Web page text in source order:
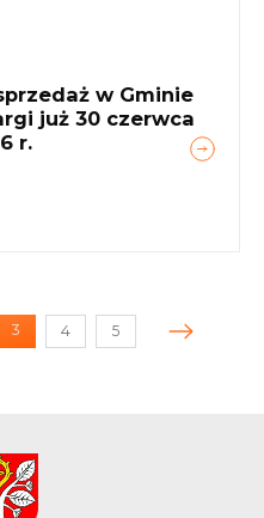
w Gminie
już 30 czerwca
r.
3
4 5